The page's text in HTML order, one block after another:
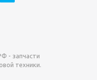
- запчасти
техники.